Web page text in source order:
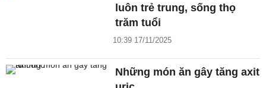
luôn trẻ trung, sống thọ
trăm tuổi
10:39 17/11/2025
Những món ăn gây tăng axit